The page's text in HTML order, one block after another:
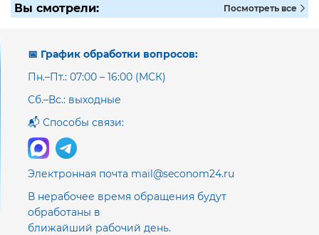
Вы смотрели: Посмотреть все
📅 График обработки вопросов:
Пн.–Пт.: 07:00 – 16:00 (МСК)
Сб.–Вс.: выходные
📬 Способы связи:
Электронная почта mail@seconom24.ru
В нерабочее время обращения будут
обработаны в
ближайший рабочий день.